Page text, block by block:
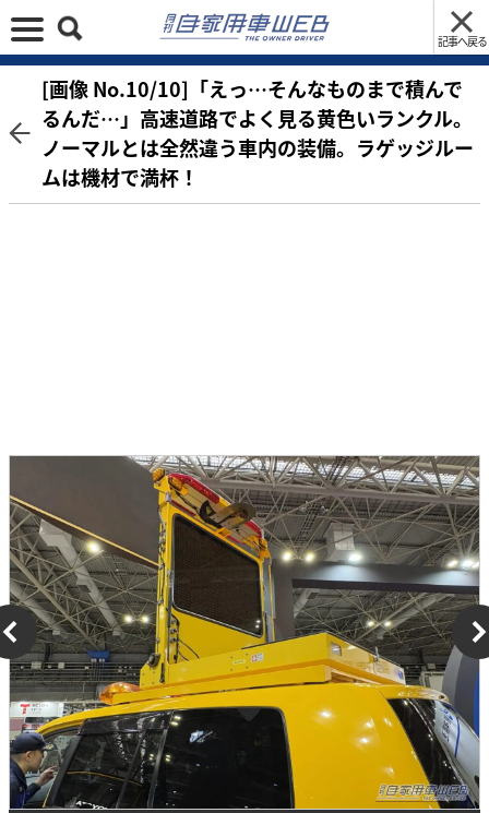
記事へ戻る
[画像 No.10/10]「えっ…そんなものまで積んで
るんだ…」高速道路でよく見る黄色いランクル。
ノーマルとは全然違う車内の装備。ラゲッジルー
ムは機材で満杯！